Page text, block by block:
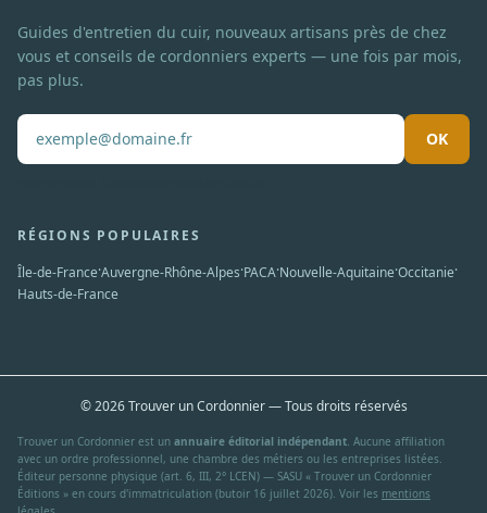
Guides d'entretien du cuir, nouveaux artisans près de chez
vous et conseils de cordonniers experts — une fois par mois,
pas plus.
OK
RÉGIONS POPULAIRES
Île-de-France·Auvergne-Rhône-Alpes·PACA·Nouvelle-Aquitaine·Occitanie·
Hauts-de-France
© 2026 Trouver un Cordonnier — Tous droits réservés
Trouver un Cordonnier est un annuaire éditorial indépendant . Aucune affiliation
avec un ordre professionnel, une chambre des métiers ou les entreprises listées.
Éditeur personne physique (art. 6, III, 2° LCEN) — SASU « Trouver un Cordonnier
Éditions » en cours d'immatriculation (butoir 16 juillet 2026). Voir les mentions